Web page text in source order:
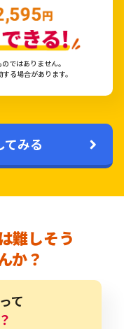
ではありません。
る場合があります。
てみる
難しそう
か？
て